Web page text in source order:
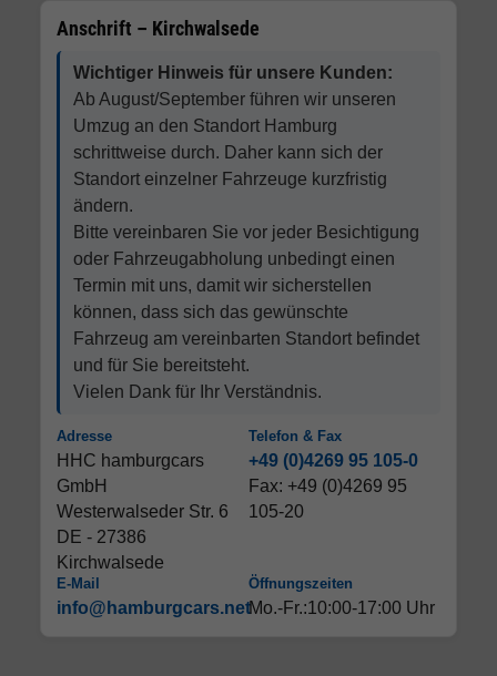
Anschrift – Kirchwalsede
Wichtiger Hinweis für unsere Kunden:
Ab August/September führen wir unseren
Umzug an den Standort Hamburg
schrittweise durch. Daher kann sich der
Standort einzelner Fahrzeuge kurzfristig
ändern.
Bitte vereinbaren Sie vor jeder Besichtigung
oder Fahrzeugabholung unbedingt einen
Termin mit uns, damit wir sicherstellen
können, dass sich das gewünschte
Fahrzeug am vereinbarten Standort befindet
und für Sie bereitsteht.
Vielen Dank für Ihr Verständnis.
Adresse
HHC hamburgcars
GmbH
Westerwalseder Str. 6
DE - 27386
Kirchwalsede
Telefon & Fax
+49 (0)4269 95 105-0
Fax: +49 (0)4269 95
105-20
E-Mail
info@hamburgcars.net
Öffnungszeiten
Mo.-Fr.:10:00-17:00 Uhr